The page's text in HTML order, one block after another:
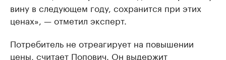
вину в следующем году, сохранится при этих
ценах», — отметил эксперт.
Потребитель не отреагирует на повышении
цены, считает Попович. Он выдержит